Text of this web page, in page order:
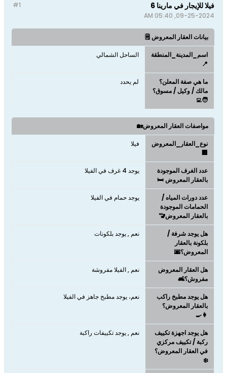
#1 فيلا للإيجار في مارينا 6
09-25-2024, 05:40 AM
بيانات العقار المعروض 🗒️
اسم_المدينة_المنطقة
📍
الساحل الشمالي
ما هي صفة المعلن؟
مالك / وكيل / مسوق؟
🧑‍💻
لم يحدد
مواصفات العقار المعروض🏡
نوع_العقار_المعروض
🏢
فيلا
عدد الغرف الموجودة
بالعقار المعروض 🛏️
يوجد 4 غرف في الفيلا
عدد دورات المياه /
الحمامات الموجودة
بالعقار المعروض🚾
يوجد حمام في الفيلا
هل يوجد شرفة /
بلكونة بالعقار
المعروض؟🌆
نعم , يوجد بلكونات
هل العقار المعروض
مفروش؟🛋️
نعم , الفيلا مفروشة
هل يوجد مطبخ راكب
بالعقار المعروض؟
👩‍🍳
نعم، يوجد مطبخ جاهز في الفيلا
هل يوجد اجهزة تكييف
ركبة / تكييف مركزي
في العقار المعروض؟
❄️
نعم , يوجد تكييفات راكبة